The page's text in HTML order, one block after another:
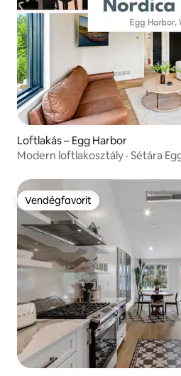
Loftlakás – Egg Harbor
Modern loftlakosztály · Sétára
Vendégfavorit
Vendégfavorit